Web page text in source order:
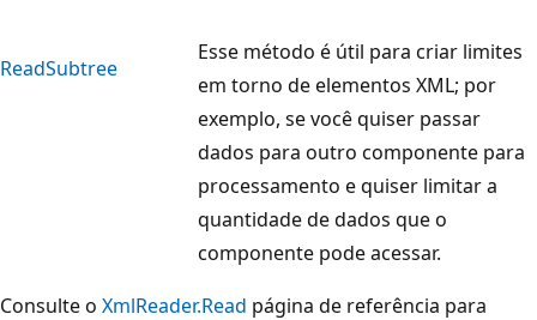
ReadSubtree
Esse método é útil para criar limites
em torno de elementos XML; por
exemplo, se você quiser passar
dados para outro componente para
processamento e quiser limitar a
quantidade de dados que o
componente pode acessar.
Consulte o XmlReader.Read página de referência para